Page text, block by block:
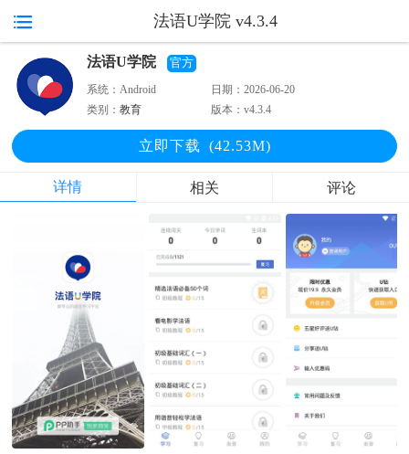
法语U学院 v4.3.4
法语U学院 官方
系统：Android 日期：2026-06-20
类别：教育 版本：v4.3.4
立即下载 (42.53M)
详情 相关 评论